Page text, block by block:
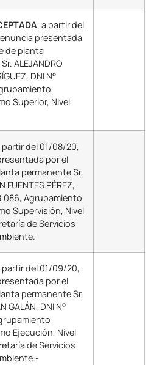
, a partir del
presentada
de planta
ALEJANDRO
DNI N°
Superior, Nivel
partir del 01/08/20,
por el
permanente Sr.
FUENTES PÉREZ,
Agrupamiento
Supervisión, Nivel
de Servicios
partir del 01/09/20,
por el
permanente Sr.
GALÁN, DNI N°
Ejecución, Nivel
de Servicios